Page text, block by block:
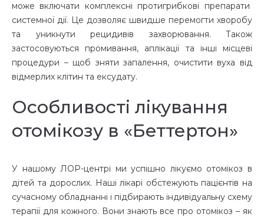
може включати комплексні протигрибкові препарати
системної дії. Це дозволяє швидше перемогти хворобу
та уникнути рецидивів захворювання. Також
застосовуються промивання, аплікації та інші місцеві
процедури – щоб зняти запалення, очистити вуха від
відмерлих клітин та ексудату.
Особливості лікування
отомікозу в «Беттертон»
У нашому ЛОР-центрі ми успішно лікуємо отомікоз в
дітей та дорослих. Наші лікарі обстежують пацієнтів на
сучасному обладнанні і підбирають індивідуальну схему
терапії для кожного. Вони знають все про отомікоз – як